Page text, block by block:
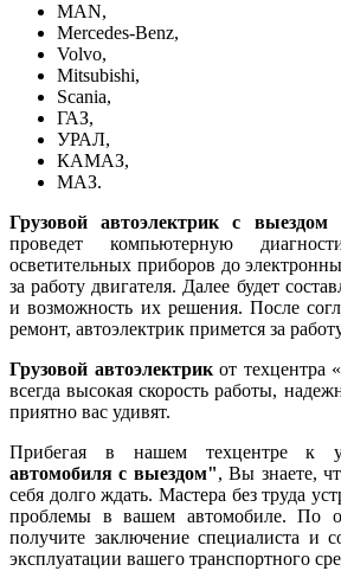
MAN,
Mercedes-Benz,
Volvo,
Mitsubishi,
Scania,
ГАЗ,
УРАЛ,
КАМАЗ,
МАЗ.
Грузовой автоэлектрик с выездом
проведет компьютерную
осветительных приборов до
за работу двигателя. Далее будет
и возможность их решения. После
ремонт, автоэлектрик примется за
Грузовой автоэлектрикот техцентра
всегда высокая скорость работы,
приятно вас удивят.
Прибегая в нашем техцентре к
автомобиля с выездом", Вы знаете,
себя долго ждать. Мастера без труда
проблемы в вашем автомобиле. По
получите заключение специалиста и
эксплуатации вашего транспортного